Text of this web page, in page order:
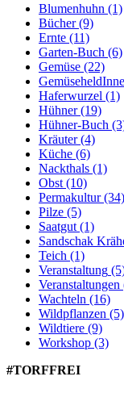
Blumenhuhn (1)
Bücher(9)
Ernte (11)
Garten-Buch (6)
Gemüse (22)
Haferwurzel (1)
Hühner(19)
Hühner-Buch
Kräuter(4)
Küche (6)
Nackthals (1)
Obst (10)
Permakultur(34)
Pilze (5)
Saatgut (1)
Sandschak
Teich (1)
Veranstaltung
Veranstaltungen
Wachteln (16)
Wildpflanzen (5)
Wildtiere (9)
Workshop (3)
#TORFFREI